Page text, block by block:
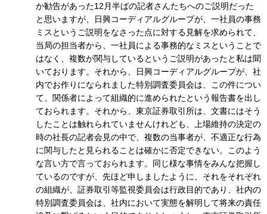
か勧告があった12月半ばの記者さんたちへのご説明だった
と思いますが、日興コーディアルグループが、一社員の事務
ミスというご説明をなさった点に対する見解を求められて、
当局の担当者から、一社員による事務的なミスということで
はなく、複数が関与しているというご説明があったと私は聞
いております。それから、日興コーディアルグループが、社
内でお作りになられました特別調査委員会は、この件につい
て、関係者によって組織的に進められたという報告書を出し
ておられます。それから、東京証券取引所は、文書にはそう
したことは触れられていませんけれども、上場維持の決定の
時の社長の記者会見の中で、複数の当事者が、不適正な行為
に関与したと見られることは確かに否定できない。このよう
な言い方で言っておられます。同じ様な事情をみんな把握し
ているのですが、先ほど申しましたように、それをそれぞれ
の組織が、証券取引等監視委員会は行政目的であり、社内の
特別調査委員会は、社内において実態を解明して将来の責任